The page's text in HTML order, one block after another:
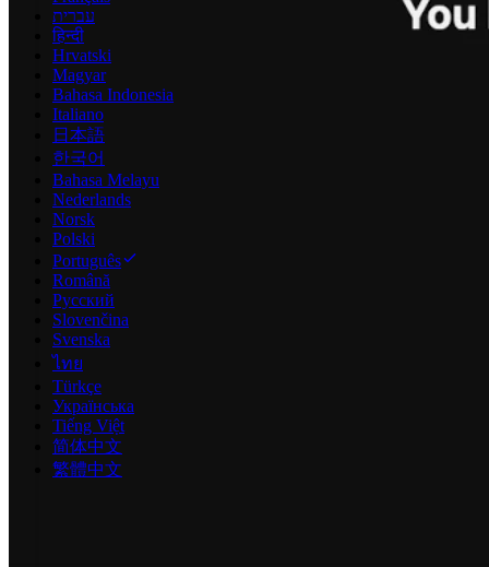
עברית
हिन्दी
Hrvatski
Magyar
Bahasa Indonesia
Italiano
日本語
한국어
Bahasa Melayu
Nederlands
Norsk
Polski
Português
Română
Русский
Slovenčina
Svenska
ไทย
Türkçe
Українська
Tiếng Việt
简体中文
繁體中文